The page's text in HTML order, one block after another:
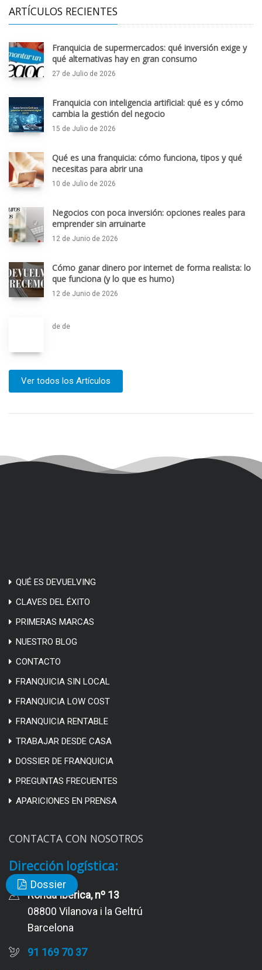
ARTÍCULOS RECIENTES
Franquicia de supermercados: qué inversión exige y
qué alternativas hay en gran consumo
27 de Julio de 2026
Franquicia con inteligencia artificial: qué es y cómo
cambia la gestión del negocio
15 de Julio de 2026
Qué es una franquicia: cómo funciona, tipos y qué
necesitas para abrir una
10 de Julio de 2026
Negocios con poca inversión: opciones reales para
emprender sin arruinarte
12 de Junio de 2026
Cómo ganar dinero por internet de forma realista: lo
que funciona (y lo que es humo)
12 de Junio de 2026
de de
Ver todos los Artículos
QUÉ ES DEVUELVING
CLAVES DEL ÉXITO
PRIMERAS MARCAS
NUESTRO BLOG
CONTACTO
FRANQUICIA SIN LOCAL
FRANQUICIA LOW COST
FRANQUICIA RENTABLE
TRABAJAR DESDE CASA
DOSSIER DE FRANQUICIA
PREGUNTAS FRECUENTES
APARICIONES EN PRENSA
CONTACTA CON NOSOTROS
Dirección logística:
Ronda Ibérica, nº 13
08800 Vilanova i la Geltrú
Barcelona
91 169 70 37
Dossier